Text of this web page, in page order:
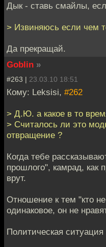
Дык - ставь смайлы,
> Извиняюсь если чем
Да прекращай.
Goblin »
#263 | 23.03.10 18:51
Кому: Leksisi, #262
> Д.Ю. а какое в то
> Считалось ли это
отвращение ?
Когда тебе
прошлого", камрад, как
врут.
Отношение к тем "кто
одинаковое, он не
Политическая